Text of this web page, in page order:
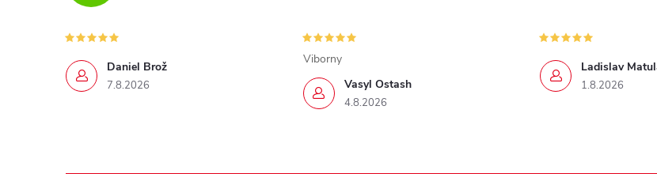
Daniel Brož
7.8.2026 Vasyl Ostash
4.8.2026
Viborny
Ladislav
1.8.2026